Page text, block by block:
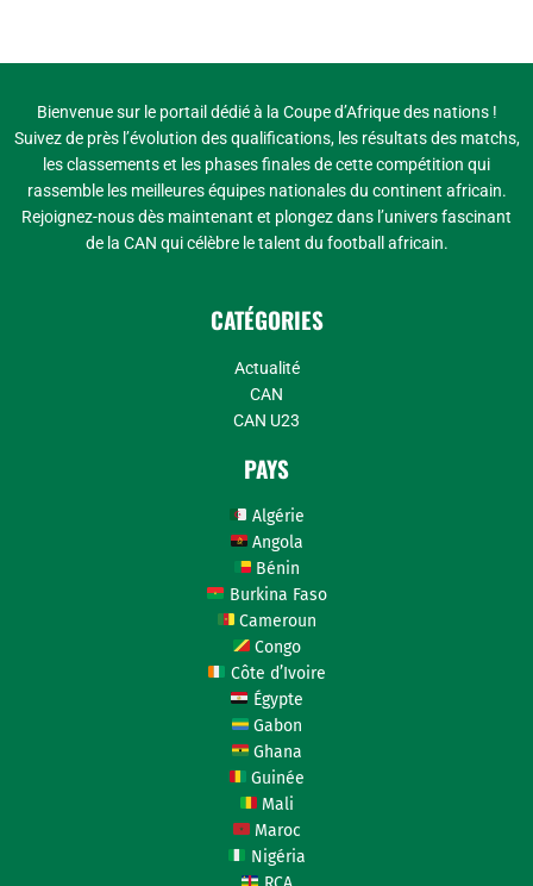
Bienvenue sur le portail dédié à la Coupe d’Afrique des nations !
Suivez de près l’évolution des qualifications, les résultats des matchs,
les classements et les phases finales de cette compétition qui
rassemble les meilleures équipes nationales du continent africain.
Rejoignez-nous dès maintenant et plongez dans l’univers fascinant
de la CAN qui célèbre le talent du football africain.
CATÉGORIES
Actualité
CAN
CAN U23
PAYS
Algérie
Angola
Bénin
Burkina Faso
Cameroun
Congo
Côte d’Ivoire
Égypte
Gabon
Ghana
Guinée
Mali
Maroc
Nigéria